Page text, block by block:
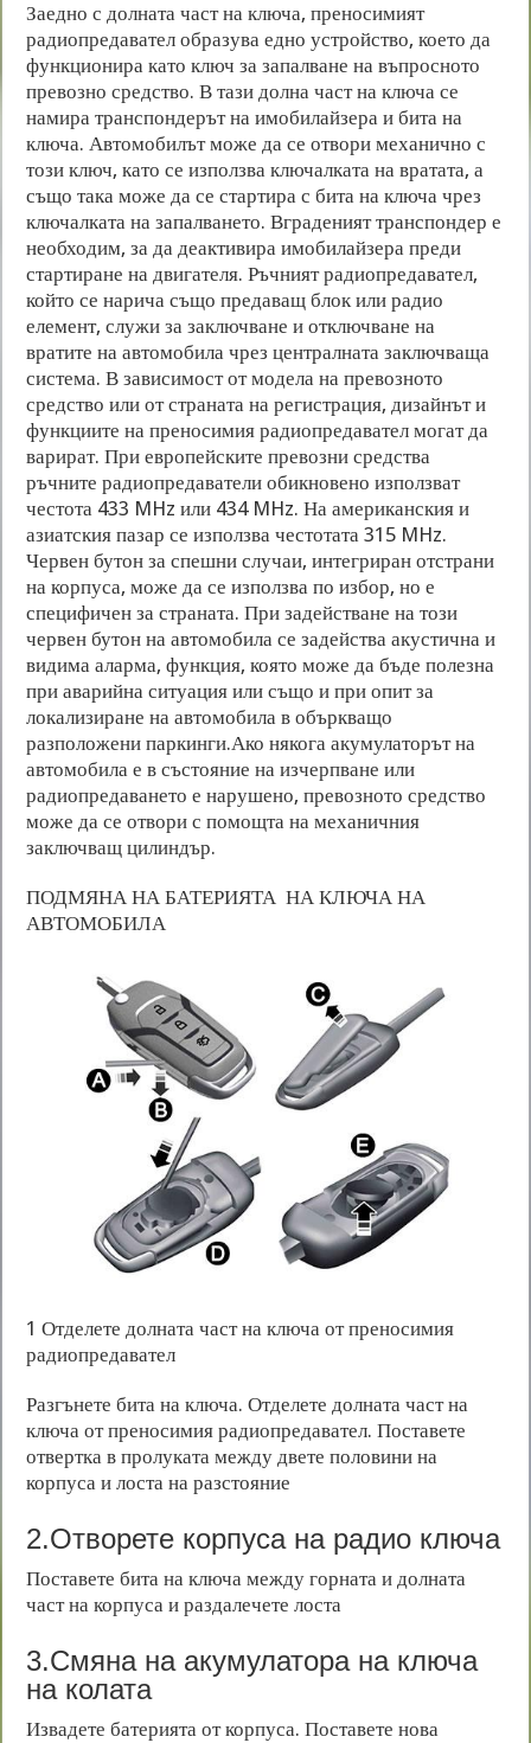
Заедно с долната част на ключа, преносимият
радиопредавател образува едно устройство, което да
функционира като ключ за запалване на въпросното
превозно средство. В тази долна част на ключа се
намира транспондерът на имобилайзера и бита на
ключа. Автомобилът може да се отвори механично с
този ключ, като се използва ключалката на вратата, а
също така може да се стартира с бита на ключа чрез
ключалката на запалването. Вграденият транспондер е
необходим, за да деактивира имобилайзера преди
стартиране на двигателя. Ръчният радиопредавател,
който се нарича също предаващ блок или радио
елемент, служи за заключване и отключване на
вратите на автомобила чрез централната заключваща
система. В зависимост от модела на превозното
средство или от страната на регистрация, дизайнът и
функциите на преносимия радиопредавател могат да
варират. При европейските превозни средства
ръчните радиопредаватели обикновено използват
честота 433 MHz или 434 MHz. На американския и
азиатския пазар се използва честотата 315 MHz.
Червен бутон за спешни случаи, интегриран отстрани
на корпуса, може да се използва по избор, но е
специфичен за страната. При задействане на този
червен бутон на автомобила се задейства акустична и
видима аларма, функция, която може да бъде полезна
при аварийна ситуация или също и при опит за
локализиране на автомобила в объркващо
разположени паркинги.Ако някога акумулаторът на
автомобила е в състояние на изчерпване или
радиопредаването е нарушено, превозното средство
може да се отвори с помощта на механичния
заключващ цилиндър.
ПОДМЯНА НА БАТЕРИЯТА НА КЛЮЧА НА
АВТОМОБИЛА
1Отделете долната част на ключа от преносимия
радиопредавател
Разгънете бита на ключа. Отделете долната част на
ключа от преносимия радиопредавател. Поставете
отвертка в пролуката между двете половини на
корпуса и лоста на разстояние
2.Отворете корпуса на радио ключа
Поставете бита на ключа между горната и долната
част на корпуса и раздалечете лоста
3.Смяна на акумулатора на ключа
на колата
Извадете батерията от корпуса. Поставете нова